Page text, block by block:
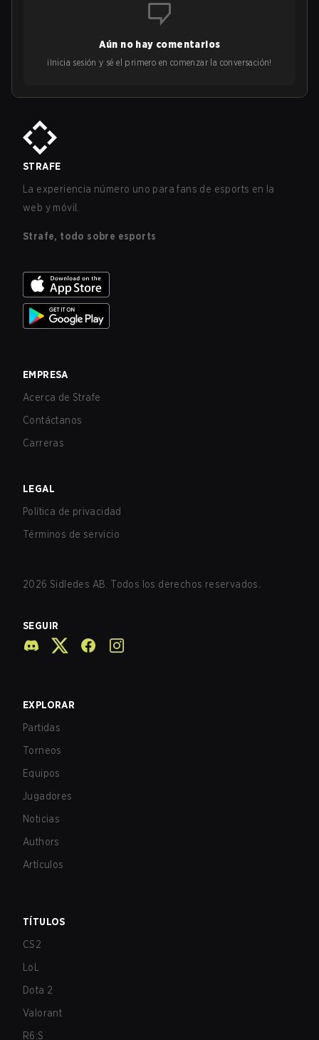
Aún no hay comentarios
¡Inicia sesión y sé el primero en comenzar la conversación!
STRAFE
La experiencia número uno para fans de esports en la
web y móvil.
Strafe, todo sobre esports
EMPRESA
Acerca de Strafe
Contáctanos
Carreras
LEGAL
Política de privacidad
Términos de servicio
2026 Sidledes AB. Todos los derechos reservados.
SEGUIR
EXPLORAR
Partidas
Torneos
Equipos
Jugadores
Noticias
Authors
Artículos
TÍTULOS
CS2
LoL
Dota 2
Valorant
R6:S